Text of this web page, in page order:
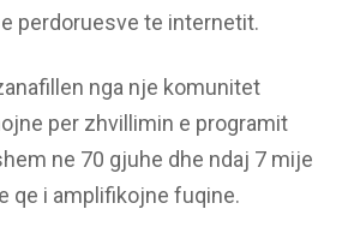
perdoruesve te internetit.
nga nje komunitet
per zhvillimin e programit
ne 70 gjuhe dhe ndaj 7 mije
qe i amplifikojne fuqine.